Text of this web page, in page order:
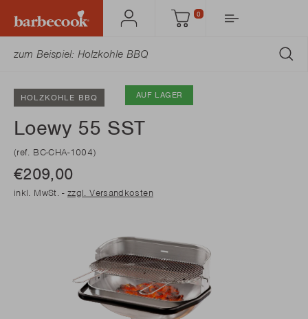
Mein
Einkaufswagen
0
HOLZKOHLE BBQ AUF LAGER
Loewy 55 SST
(ref. BC-CHA-1004)
€209,00
inkl. MwSt. -zzgl. Versandkosten